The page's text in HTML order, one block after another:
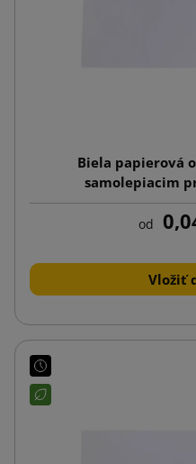
Biela papierová
samolepiacim
od
Vložiť